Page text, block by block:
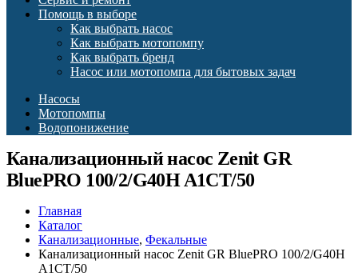
Помощь в выборе
Как выбрать насос
Как выбрать мотопомпу
Как выбрать бренд
Насос или мотопомпа для бытовых задач
Насосы
Мотопомпы
Водопонижение
Канализационный насос Zenit GR
BluePRO 100/2/G40H A1CT/50
Главная
Каталог
Канализационные, Фекальные
Канализационный насос Zenit GR BluePRO 100/2/G40H
A1CT/50